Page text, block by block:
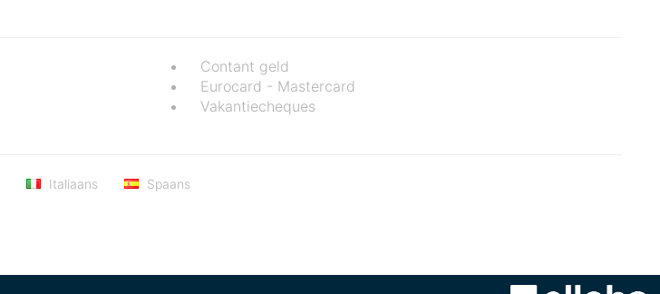
Contant geld
Eurocard - Mastercard
Vakantiecheques
Italiaans Spaans